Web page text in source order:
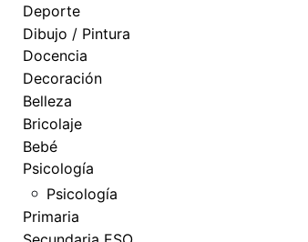
Deporte
Dibujo / Pintura
Docencia
Decoración
Belleza
Bricolaje
Bebé
Psicología
Psicología
Primaria